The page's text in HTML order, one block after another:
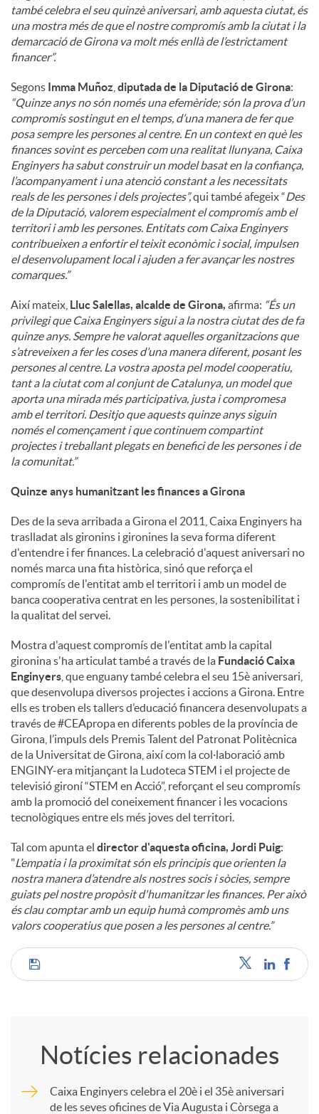
també celebra el seu quinzè aniversari, amb aquesta ciutat, és
una mostra més de que el nostre compromís amb la ciutat i la
demarcació de Girona va molt més enllà de l’estrictament
financer”.
Segons Imma Muñoz diputada de la Diputació de Girona:
“Quinze anys no són només una efemèride; són la prova d’un
compromís sostingut en el temps, d’una manera de fer que
posa sempre les persones al centre. En un context en què les
finances sovint es perceben com una realitat llunyana, Caixa
Enginyers ha sabut construir un model basat en la confiança,
l’acompanyament i una atenció constant a les necessitats
reals de les persones i dels projectes”,qui també afegeix “Des
de la Diputació, valorem especialment el compromís amb el
territori i amb les persones. Entitats com Caixa Enginyers
contribueixen a enfortir el teixit econòmic i social, impulsen
el desenvolupament local i ajuden a fer avançar les nostres
comarques.”
Així mateix, Lluc Salellas, alcalde de Girona, afirma: “És un
privilegi que Caixa Enginyers sigui a la nostra ciutat des de fa
quinze anys. Sempre he valorat aquelles organitzacions que
s’atreveixen a fer les coses d’una manera diferent, posant les
persones al centre. La vostra aposta pel model cooperatiu,
tant a la ciutat com al conjunt de Catalunya, un model que
aporta una mirada més participativa, justa i compromesa
amb el territori. Desitjo que aquests quinze anys siguin
només el començament i que continuem compartint
projectes i treballant plegats en benefici de les persones i de
la comunitat.”
Quinze anys humanitzant les finances a Girona
Des de la seva arribada a Girona el 2011, Caixa Enginyers ha
traslladat als gironins i gironines la seva forma diferent
d'entendre i fer finances. La celebració d'aquest aniversari no
només marca una fita històrica, sinó que reforça el
compromís de l'entitat amb el territori i amb un model de
banca cooperativa centrat en les persones, la sostenibilitat i
la qualitat del servei.
Mostra d'aquest compromís de l'entitat amb la capital
gironina s'ha articulat també a través de la Fundació Caixa
Enginyers , que enguany també celebra el seu 15è aniversari,
que desenvolupa diversos projectes i accions a Girona. Entre
ells es troben els tallers d’educació financera desenvolupats a
través de #CEApropa en diferents pobles de la província de
Girona, l’impuls dels Premis Talent del Patronat Politècnica
de la Universitat de Girona, així com la col·laboració amb
ENGINY-era mitjançant la Ludoteca STEM i el projecte de
televisió gironí “STEM en Acció”, reforçant el seu compromís
amb la promoció del coneixement financer i les vocacions
tecnològiques entre els més joves del territori.
Tal com apunta el director d'aquesta oficina, Jordi Puig:
"L’empatia i la proximitat són els principis que orienten la
nostra manera d’atendre als nostres socis i sòcies, sempre
guiats pel nostre propòsit d'humanitzar les finances. Per això
és clau comptar amb un equip humà compromès amb uns
valors cooperatius que posen a les persones al centre.”
C
Notícies relacionades
Caixa Enginyers celebra el 20è i el 35è aniversari
de les seves oficines de Via Augusta i Còrsega a